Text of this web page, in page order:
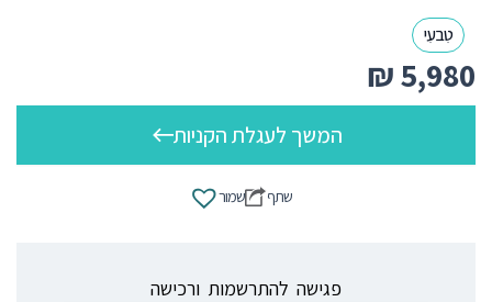
טִבעִי
₪5,980
המשך לעגלת הקניות
שמור שתף
פגישה להתרשמות ורכישה